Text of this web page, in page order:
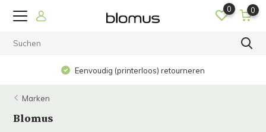
0 0
Op werkdagen voor 15.00 uur besteld? De volgende dag in
huis!
Marken
Blomus